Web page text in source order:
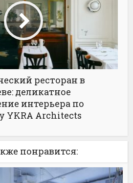
ресторан в
деликатное
интерьера по
YKRA Architects
понравится: